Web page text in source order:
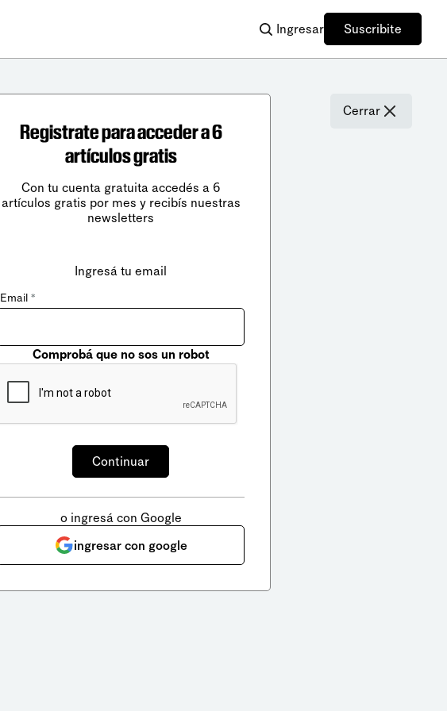
Ingresar Suscribite
Cerrar
Registrate para acceder a 6
artículos gratis
Con tu cuenta gratuita accedés a 6
artículos gratis por mes y recibís nuestras
newsletters
Ingresá tu email
Email *
Comprobá que no sos un robot
o ingresá con Google
ingresar con google